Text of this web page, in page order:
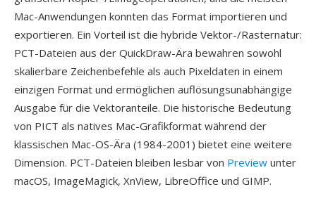
Mac-Anwendungen konnten das Format importieren und
exportieren. Ein Vorteil ist die hybride Vektor-/Rasternatur:
PCT-Dateien aus der QuickDraw-Ära bewahren sowohl
skalierbare Zeichenbefehle als auch Pixeldaten in einem
einzigen Format und ermöglichen auflösungsunabhängige
Ausgabe für die Vektoranteile. Die historische Bedeutung
von PICT als natives Mac-Grafikformat während der
klassischen Mac-OS-Ära (1984-2001) bietet eine weitere
Dimension. PCT-Dateien bleiben lesbar von Preview unter
macOS, ImageMagick, XnView, LibreOffice und GIMP.